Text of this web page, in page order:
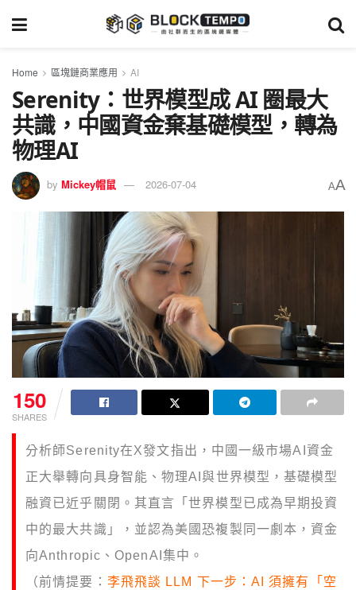
Home 區塊鏈商業應用 AI
Serenity：世界模型成 AI 圈最大
共識，中國資金棄基礎模型，轉為
物理AI
by Mickey帽鼠 2026-07-04 AA
150
SHARES
分析師Serenity在X發文指出，中國一級市場AI資金
正大舉轉向具身智能、物理AI與世界模型，基礎模型
融資已近乎關閉。其直言「世界模型已成為早期投資
中的最大共識」，並認為美國恐複製同一劇本，資金
向Anthropic、OpenAI集中。
（前情提要： 李飛飛談 LLM 下一步：AI 須擁有「空